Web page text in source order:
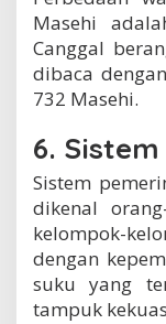
Masehi
Canggal
dibaca
732 Masehi.
6.
Sistem
dikenal
kelompok-
dengan
suku yang
tampuk